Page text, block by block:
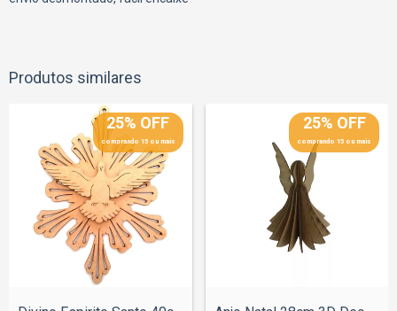
Produtos similares
25% OFF
comprando 15 ou mais
25% OFF
comprando 15 ou mais